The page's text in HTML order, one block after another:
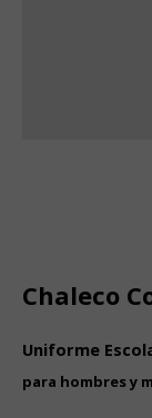
Chaleco
Uniforme
para hombres y